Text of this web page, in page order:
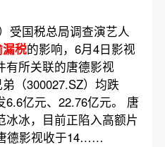
受国税总局调查演艺人
税的影响，6月4日影视
有所关联的唐德影视
弟（300027.SZ）均跌
亿元、22.76亿元。 唐
冰，目前正陷入高额片
德影视收于14……